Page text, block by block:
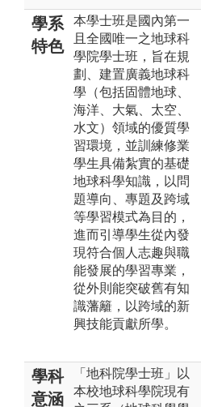
學系
特色
本學士班是國內第一
且全國唯一之地球科
學院學士班，旨在規
劃、建置廣義地球科
學（包括固體地球、
海洋、大氣、太空、
水文）領域的優質學
習環境，並訓練修業
學生具備紮實的基礎
地球科學知識，以問
題導向、專題及跨域
等學習模式為目的，
進而引導學生從內發
現符合個人志趣與職
能發展的學習專業，
從外則能突破舊有知
識藩籬，以跨域的新
興技能貢獻所學。
學科
意涵
「地科院學士班」以
本校地球科學院現有